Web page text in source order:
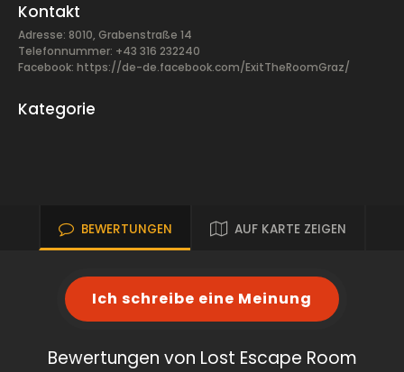
Kontakt
Adresse: 8010, Grabenstraße 14
Telefonnummer: +43 316 232240
Facebook: https://de-de.facebook.com/ExitTheRoomGraz/
Kategorie
BEWERTUNGEN AUF KARTE ZEIGEN
Ich schreibe eine Meinung
Bewertungen von Lost Escape Room